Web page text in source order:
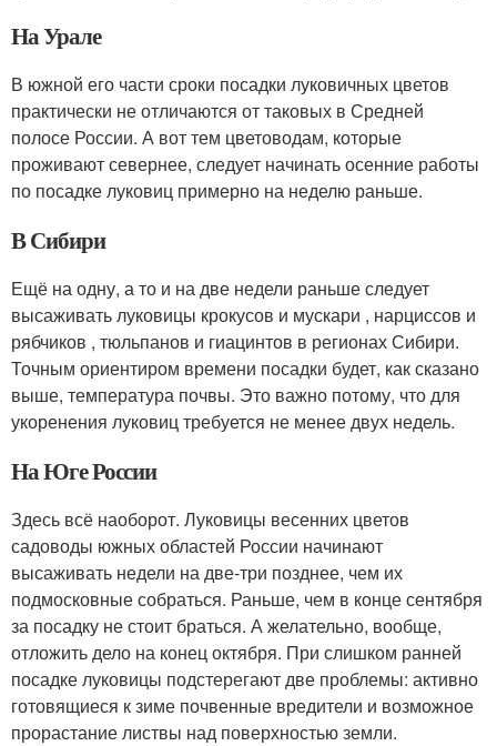
На Урале
В южной его части сроки посадки луковичных цветов
практически не отличаются от таковых в Средней
полосе России. А вот тем цветоводам, которые
проживают севернее, следует начинать осенние работы
по посадке луковиц примерно на неделю раньше.
В Сибири
Ещё на одну, а то и на две недели раньше следует
высаживать луковицы крокусов и мускари , нарциссов и
рябчиков , тюльпанов и гиацинтов в регионах Сибири.
Точным ориентиром времени посадки будет, как сказано
выше, температура почвы. Это важно потому, что для
укоренения луковиц требуется не менее двух недель.
На Юге России
Здесь всё наоборот. Луковицы весенних цветов
садоводы южных областей России начинают
высаживать недели на две-три позднее, чем их
подмосковные собраться. Раньше, чем в конце сентября
за посадку не стоит браться. А желательно, вообще,
отложить дело на конец октября. При слишком ранней
посадке луковицы подстерегают две проблемы: активно
готовящиеся к зиме почвенные вредители и возможное
прорастание листвы над поверхностью земли.